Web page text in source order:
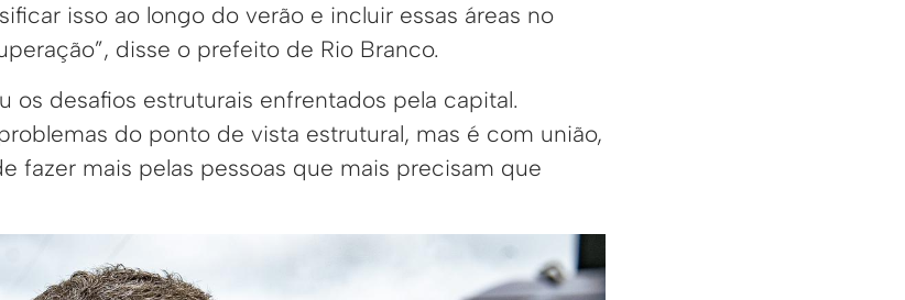
isso ao longo do verão e incluir essas áreas no
disse o prefeito de Rio Branco.
os desafios estruturais enfrentados pela capital.
do ponto de vista estrutural, mas é com união,
fazer mais pelas pessoas que mais precisam que